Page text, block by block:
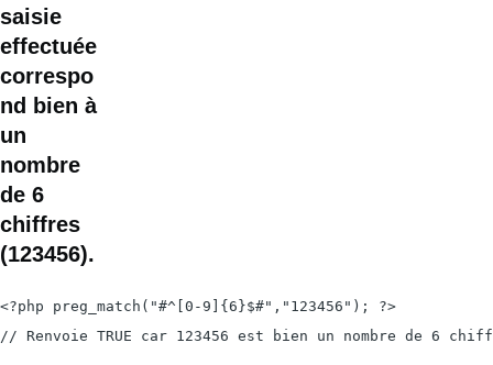
saisie
effectuée
correspo
nd bien à
un
nombre
de 6
chiffres
(123456).
<?php preg_match("#^[0-9]{6}$#","123456"); ?>
// Renvoie TRUE car 123456 est bien un nombre de 6